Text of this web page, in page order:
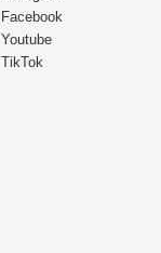
Facebook
Youtube
TikTok